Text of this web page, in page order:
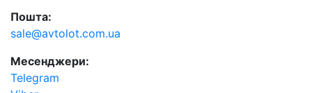
Пошта:
sale@avtolot.com.ua
Месенджери:
Telegram